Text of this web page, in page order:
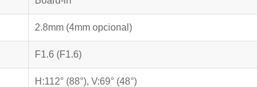
2.8mm (4mm opcional)
F1.6 (F1.6)
H:112° (88°), V:69° (48°)